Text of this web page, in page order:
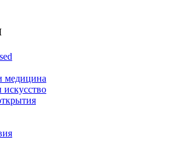
медицина
искусство